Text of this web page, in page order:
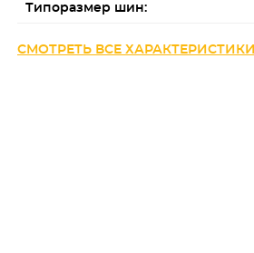
Типоразмер шин
СМОТРЕТЬ ВСЕ ХАРАКТЕРИСТИКИ